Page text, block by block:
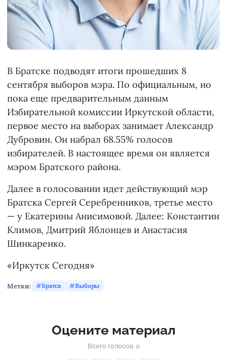
В Братске подводят итоги прошедших 8
сентября выборов мэра. По официальным, но
пока еще предварительным данным
Избирательной комиссии Иркутской области,
первое место на выборах занимает Александр
Дубровин. Он набрал 68.55% голосов
избирателей. В настоящее время он является
мэром Братского района.
Далее в голосовании идет действующий мэр
Братска Сергей Серебренников, третье место
— у Екатерины Анисимовой. Далее: Константин
Климов, Дмитрий Яблонцев и Анастасия
Шинкаренко.
«Иркутск Сегодня»
Метки: Братск Выборы
Оцените материал
Всего голосов: 0